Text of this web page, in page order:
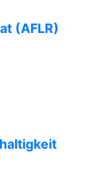
(AFLR)